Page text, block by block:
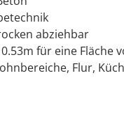
abziehbar
für eine Fläche
Flur,